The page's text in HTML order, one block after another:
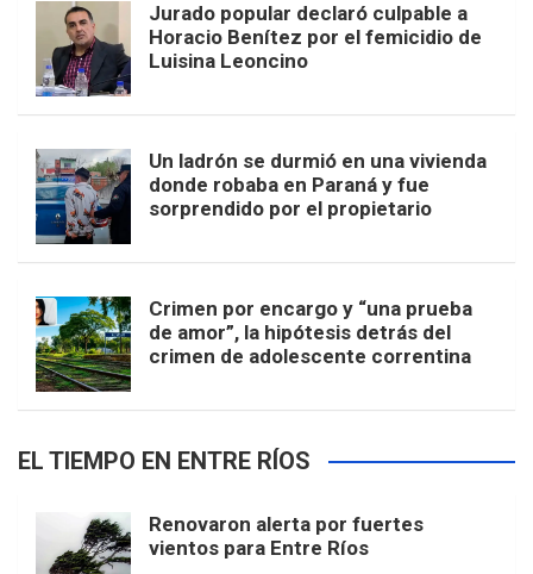
Jurado popular declaró culpable a
Horacio Benítez por el femicidio de
Luisina Leoncino
Un ladrón se durmió en una vivienda
donde robaba en Paraná y fue
sorprendido por el propietario
Crimen por encargo y “una prueba
de amor”, la hipótesis detrás del
crimen de adolescente correntina
EL TIEMPO EN ENTRE RÍOS
Renovaron alerta por fuertes
vientos para Entre Ríos